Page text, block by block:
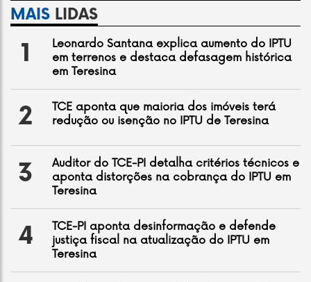
MAIS LIDAS
1
Leonardo Santana explica aumento do IPTU
em terrenos e destaca defasagem histórica
em Teresina
2
TCE aponta que maioria dos imóveis terá
redução ou isenção no IPTU de Teresina
3
Auditor do TCE-PI detalha critérios técnicos e
aponta distorções na cobrança do IPTU em
Teresina
4
TCE-PI aponta desinformação e defende
justiça fiscal na atualização do IPTU em
Teresina